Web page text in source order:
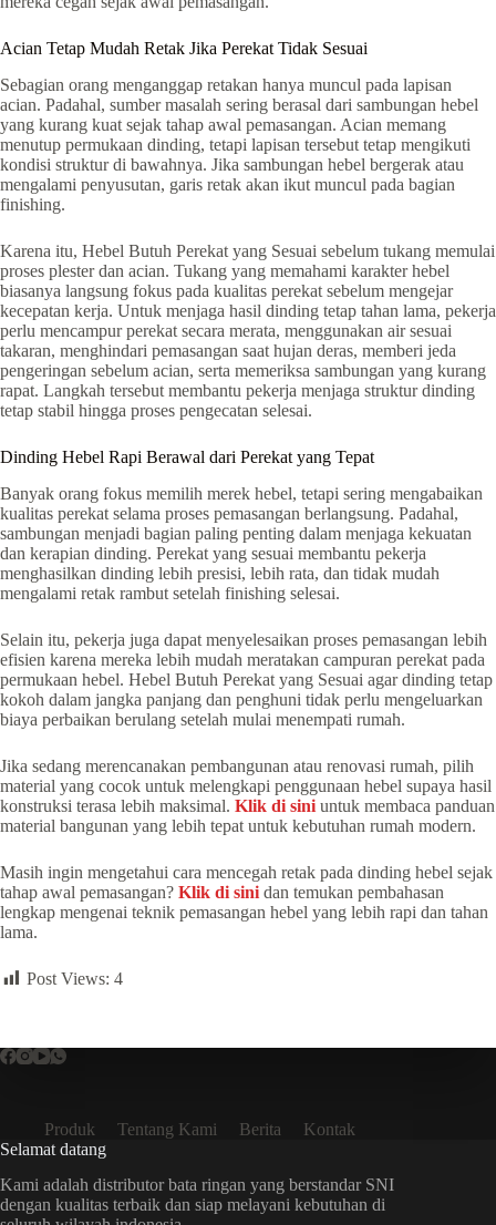
Acian Tetap Mudah Retak Jika Perekat Tidak Sesuai
Sebagian orang menganggap retakan hanya muncul pada lapisan
acian. Padahal, sumber masalah sering berasal dari sambungan hebel
yang kurang kuat sejak tahap awal pemasangan. Acian memang
menutup permukaan dinding, tetapi lapisan tersebut tetap mengikuti
kondisi struktur di bawahnya. Jika sambungan hebel bergerak atau
mengalami penyusutan, garis retak akan ikut muncul pada bagian
finishing.
Karena itu, Hebel Butuh Perekat yang Sesuai sebelum tukang memulai
proses plester dan acian. Tukang yang memahami karakter hebel
biasanya langsung fokus pada kualitas perekat sebelum mengejar
kecepatan kerja. Untuk menjaga hasil dinding tetap tahan lama, pekerja
perlu mencampur perekat secara merata, menggunakan air sesuai
takaran, menghindari pemasangan saat hujan deras, memberi jeda
pengeringan sebelum acian, serta memeriksa sambungan yang kurang
rapat. Langkah tersebut membantu pekerja menjaga struktur dinding
tetap stabil hingga proses pengecatan selesai.
Dinding Hebel Rapi Berawal dari Perekat yang Tepat
Banyak orang fokus memilih merek hebel, tetapi sering mengabaikan
kualitas perekat selama proses pemasangan berlangsung. Padahal,
sambungan menjadi bagian paling penting dalam menjaga kekuatan
dan kerapian dinding. Perekat yang sesuai membantu pekerja
menghasilkan dinding lebih presisi, lebih rata, dan tidak mudah
mengalami retak rambut setelah finishing selesai.
Selain itu, pekerja juga dapat menyelesaikan proses pemasangan lebih
efisien karena mereka lebih mudah meratakan campuran perekat pada
permukaan hebel. Hebel Butuh Perekat yang Sesuai agar dinding tetap
kokoh dalam jangka panjang dan penghuni tidak perlu mengeluarkan
biaya perbaikan berulang setelah mulai menempati rumah.
Jika sedang merencanakan pembangunan atau renovasi rumah, pilih
material yang cocok untuk melengkapi penggunaan hebel supaya hasil
konstruksi terasa lebih maksimal. Klik di sini untuk membaca panduan
material bangunan yang lebih tepat untuk kebutuhan rumah modern.
Masih ingin mengetahui cara mencegah retak pada dinding hebel sejak
tahap awal pemasangan? Klik di sini dan temukan pembahasan
lengkap mengenai teknik pemasangan hebel yang lebih rapi dan tahan
lama.
Post Views: 4
Produk Tentang Kami Berita
Kontak
Selamat datang
Kami adalah distributor bata ringan yang berstandar SNI
dengan kualitas terbaik dan siap melayani kebutuhan di